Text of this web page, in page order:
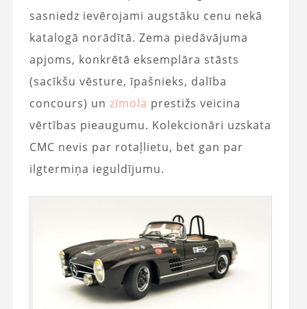
sasniedz ievērojami augstāku cenu nekā
katalogā norādītā. Zema piedāvājuma
apjoms, konkrētā eksemplāra stāsts
(sacīkšu vēsture, īpašnieks, dalība
concours) un zīmola prestižs veicina
vērtības pieaugumu. Kolekcionāri uzskata
CMC nevis par rotaļlietu, bet gan par
ilgtermiņa ieguldījumu.